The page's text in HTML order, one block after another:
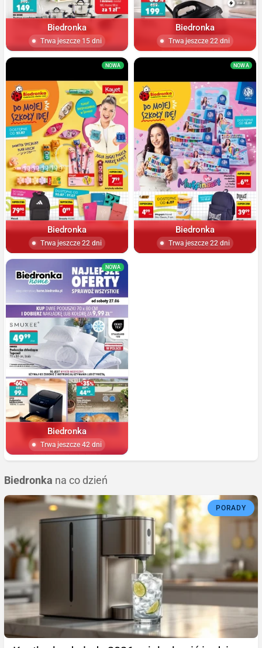
Biedronka
Trwa jeszcze 15 dni
Biedronka
Trwa jeszcze 22 dni
NOWA
Biedronka
Trwa jeszcze 22 dni
NOWA
Biedronka
Trwa jeszcze 22 dni
NOWA
Biedronka
Trwa jeszcze 42 dni
Biedronka na co dzień
PORADY